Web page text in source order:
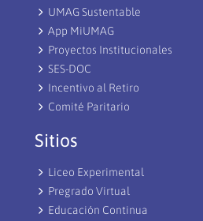
UMAG Sustentable
App MiUMAG
Proyectos Institucionales
SES-DOC
Incentivo al Retiro
Comité Paritario
Sitios
Liceo Experimental
Pregrado Virtual
Educación Continua